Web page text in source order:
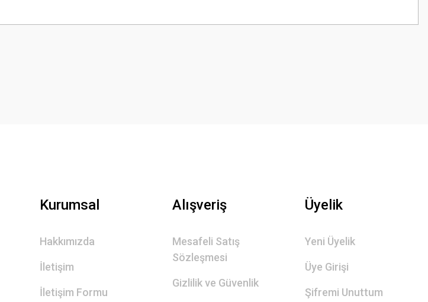
Kurumsal
Hakkımızda
İletişim
İletişim Formu
Alışveriş
Mesafeli Satış
Sözleşmesi
Gizlilik ve Güvenlik
Üyelik
Yeni Üyelik
Üye Girişi
Şifremi Unuttum